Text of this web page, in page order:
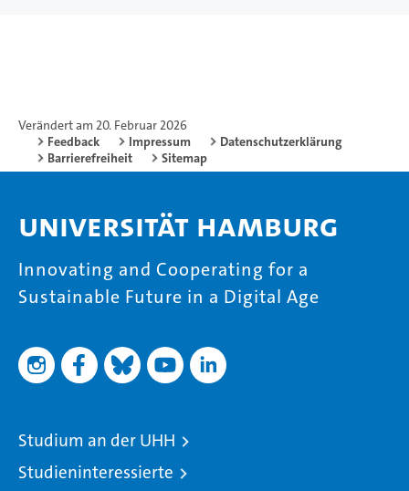
Verändert am 20. Februar 2026
Feedback
Impressum
Datenschutzerklärung
Barrierefreiheit
Sitemap
Universität Hamburg
Innovating and Cooperating for a
Sustainable Future in a Digital Age
Studium an der UHH
Studieninteressierte